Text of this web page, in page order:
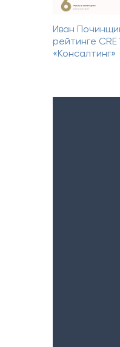
Иван
рейтинге
«Консалтинг»